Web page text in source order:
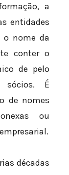
a
entidades
o nome da
conter o
de pelo
sócios. É
de nomes
ou
décadas